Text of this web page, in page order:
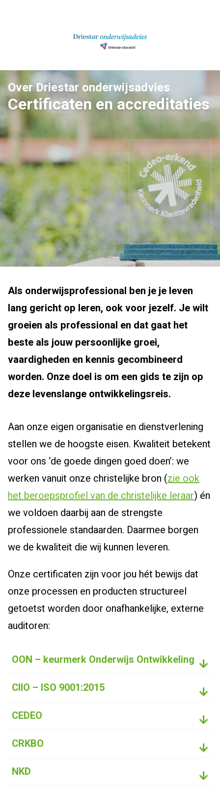
Over Driestar onderwijsadvies
Certificaten en accreditaties
Als onderwijsprofessional ben je je leven
lang gericht op leren, ook voor jezelf. Je wilt
groeien als professional en dat gaat het
beste als jouw persoonlijke groei,
vaardigheden en kennis gecombineerd
worden. Onze doel is om een gids te zijn op
deze levenslange ontwikkelingsreis.
Aan onze eigen organisatie en dienstverlening
stellen we de hoogste eisen. Kwaliteit betekent
voor ons ‘de goede dingen goed doen’: we
werken vanuit onze christelijke bron (zie ook
het beroepsprofiel van de christelijke leraar) én
we voldoen daarbij aan de strengste
professionele standaarden. Daarmee borgen
we de kwaliteit die wij kunnen leveren.
Onze certificaten zijn voor jou hét bewijs dat
onze processen en producten structureel
getoetst worden door onafhankelijke, externe
auditoren:
OON – keurmerk Onderwijs Ontwikkeling
CIIO – ISO 9001:2015
CEDEO
CRKBO
NKD